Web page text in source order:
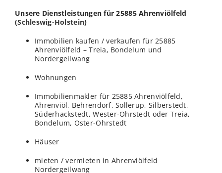
Unsere Dienstleistungen für 25885 Ahrenviölfeld
(Schleswig-Holstein)
Immobilien kaufen / verkaufen für 25885
Ahrenviölfeld – Treia, Bondelum und
Nordergeilwang
Wohnungen
Immobilienmakler für 25885 Ahrenviölfeld,
Ahrenviöl, Behrendorf, Sollerup, Silberstedt,
Süderhackstedt, Wester-Ohrstedt oder Treia,
Bondelum, Oster-Ohrstedt
Häuser
mieten / vermieten in Ahrenviölfeld
Nordergeilwang